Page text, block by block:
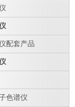
配套产品
色谱仪